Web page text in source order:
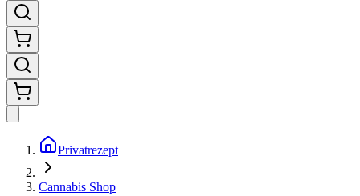
Privatrezept
Cannabis Shop